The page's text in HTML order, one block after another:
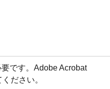
です。Adobe Acrobat
ださい。